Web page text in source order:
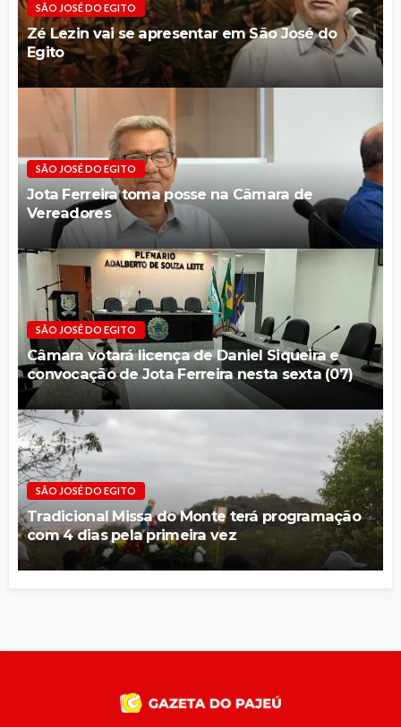
SÃO JOSÉ DO EGITO
Zé Lezin vai se apresentar em São José do
Egito
SÃO JOSÉ DO EGITO
Jota Ferreira toma posse na Câmara de
Vereadores
SÃO JOSÉ DO EGITO
Câmara votará licença de Daniel Siqueira e
convocação de Jota Ferreira nesta sexta (07)
SÃO JOSÉ DO EGITO
Tradicional Missa do Monte terá programação
com 4 dias pela primeira vez